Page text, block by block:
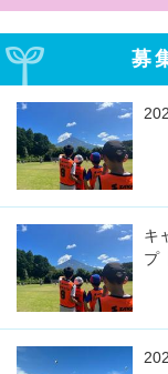
募
キ
プ